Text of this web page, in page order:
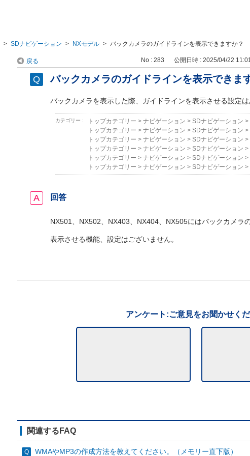
> SDナビゲーション > NXモデル > バックカメラのガイドラインを表示できますか？
戻る No : 283 公開日時 : 2025/04/22
バックカメラのガイドラインを表示できま
バックカメラを表示した際、ガイドラインを表示させる設定
カテゴリー : トップカテゴリー > ナビゲーション > SDナビゲーション >
トップカテゴリー > ナビゲーション > SDナビゲーション >
トップカテゴリー > ナビゲーション > SDナビゲーション >
トップカテゴリー > ナビゲーション > SDナビゲーション >
トップカテゴリー > ナビゲーション > SDナビゲーション >
トップカテゴリー > ナビゲーション > SDナビゲーション >
回答
NX501、NX502、NX403、NX404、NX505にはバックカメラ
表示させる機能、設定はございません。
アンケート:ご意見をお聞かせく
関連するFAQ
WMAやMP3の作成方法を教えてください。（メモリー直下版）